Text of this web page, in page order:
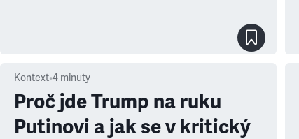
Kontext•4 minuty
Proč jde Trump na ruku
Putinovi a jak se v kritický